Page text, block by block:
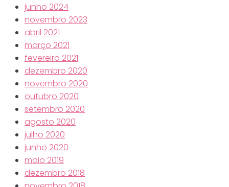
junho 2024
novembro 2023
abril 2021
março 2021
fevereiro 2021
dezembro 2020
novembro 2020
outubro 2020
setembro 2020
agosto 2020
julho 2020
junho 2020
maio 2019
dezembro 2018